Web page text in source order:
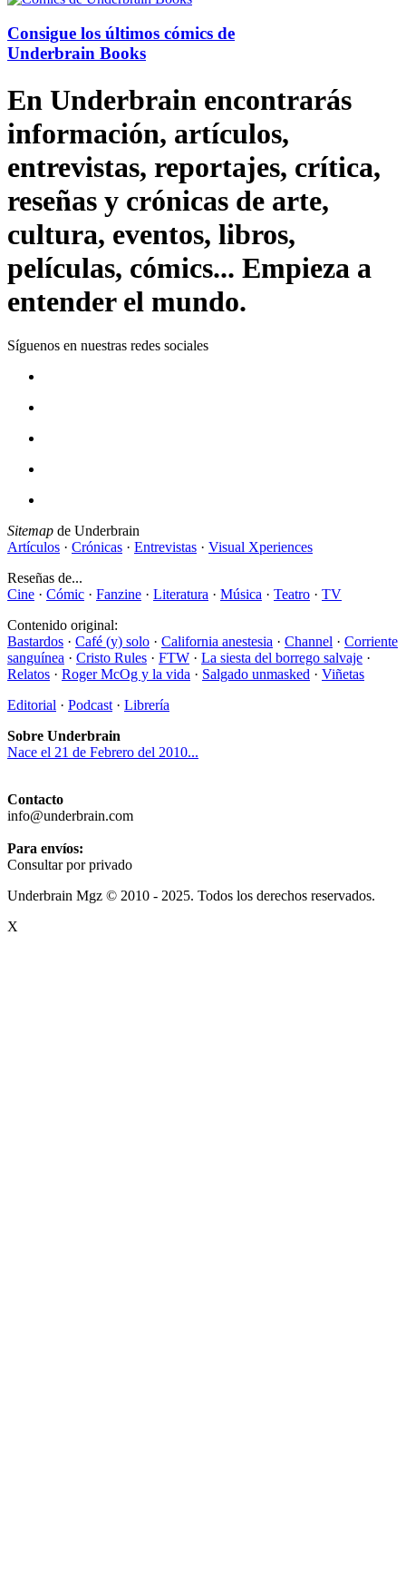
Consigue los últimos cómics de
Underbrain Books
En Underbrain encontrarás
información, artículos,
entrevistas, reportajes, crítica,
reseñas y crónicas de arte,
cultura, eventos, libros,
películas, cómics... Empieza a
entender el mundo.
Síguenos en nuestras redes sociales
Sitemap de Underbrain
Artículos · Crónicas · Entrevistas · Visual Xperiences
Reseñas de...
Cine · Cómic · Fanzine · Literatura · Música · Teatro · TV
Contenido original:
Bastardos · Café (y) solo · California anestesia · Channel · Corriente
sanguínea · Cristo Rules · FTW · La siesta del borrego salvaje ·
Relatos · Roger McOg y la vida · Salgado unmasked · Viñetas
Editorial · Podcast · Librería
Sobre Underbrain
Nace el 21 de Febrero del 2010...
Contacto
info@underbrain.com
Para envíos:
Consultar por privado
Underbrain Mgz © 2010 - 2025. Todos los derechos reservados.
X